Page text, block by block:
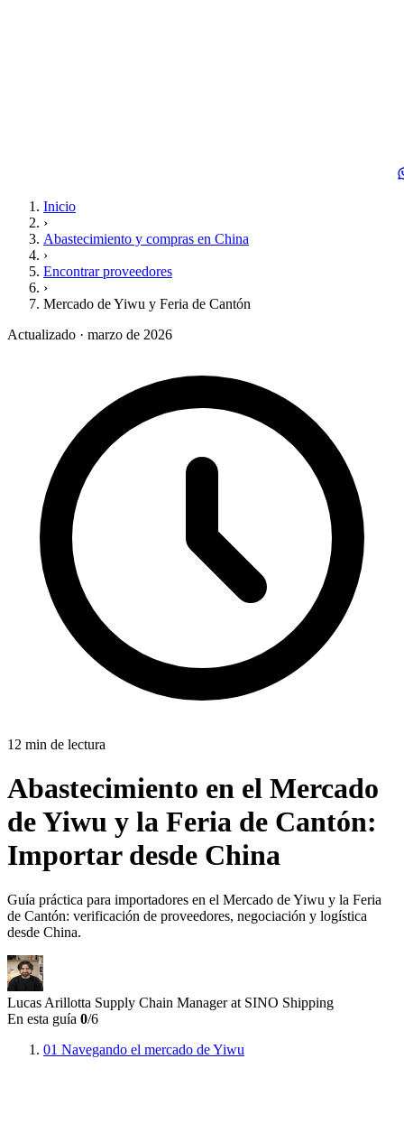
Inicio
›
Abastecimiento y compras en China
›
Encontrar proveedores
›
Mercado de Yiwu y Feria de Cantón
Actualizado · marzo de 2026
12 min de lectura
Abastecimiento en el Mercado
de Yiwu y la Feria de Cantón:
Importar desde China
Guía práctica para importadores en el Mercado de Yiwu y la Feria
de Cantón: verificación de proveedores, negociación y logística
desde China.
Lucas Arillotta Supply Chain Manager at SINO Shipping
En esta guía 0/6
01 Navegando el mercado de Yiwu